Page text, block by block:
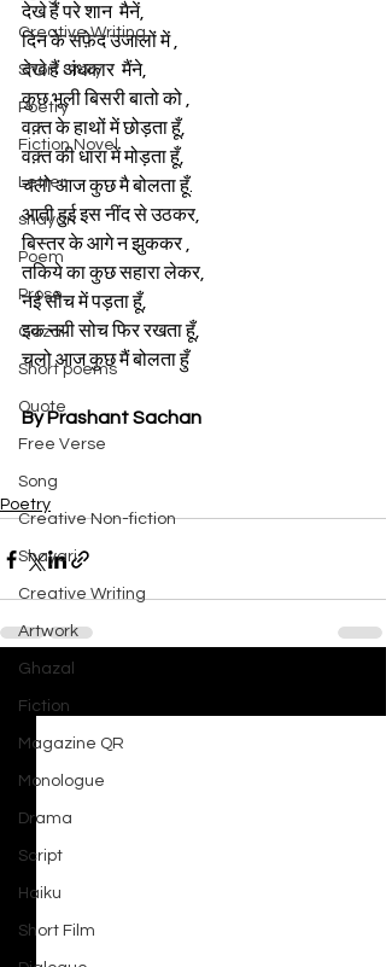
Creative Writing
Short Story
Poetry
Fiction Novel
Letter
shayari
Poem
Prose
Gazal
Short poems
Quote
Free Verse
Song
Creative Non-fiction
Shayari
Creative Writing
Artwork
Ghazal
Fiction
Magazine QR
Monologue
Drama
Script
Haiku
Short Film
देखे हैं परे शान  मैनें,
दिन के सफ़ेद उजालों में ,
देखे हैं अंधकार  मैंने,
कुछ भूली बिसरी बातो को ,
वक़्त के हाथों में छोड़ता हूँ,
वक़्त की धारा में मोड़ता हूँ,
चलो आज कुछ मै बोलता हूँ.
आती हुई इस नींद से उठकर,
बिस्तर के आगे न झुककर ,
तकिये का कुछ सहारा लेकर,
नई सोच में पड़ता हूँ,
इक नयी सोच फिर रखता हूँ,
चलो आज कुछ मैं बोलता हुँ
By Prashant Sachan
Poetry
Recent Posts